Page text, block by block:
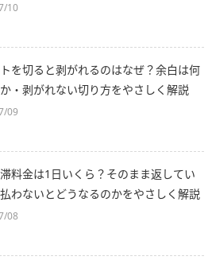
10
を切ると剥がれるのはなぜ？余白は何
・剥がれない切り方をやさしく解説
09
料金は1日いくら？そのまま返してい
わないとどうなるのかをやさしく解説
08